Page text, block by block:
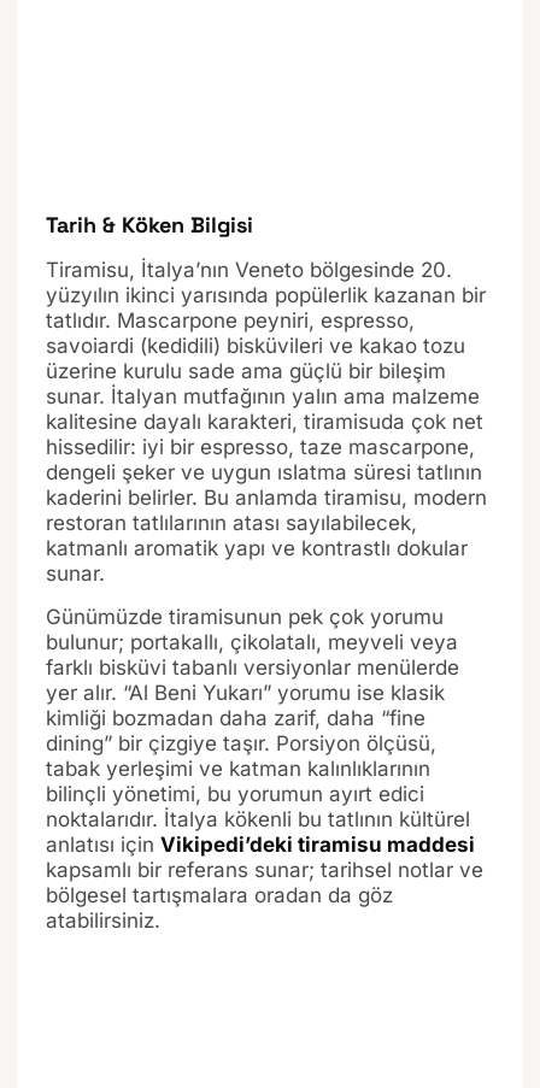
Tarih & Köken Bilgisi
Tiramisu, İtalya’nın Veneto bölgesinde 20.
yüzyılın ikinci yarısında popülerlik kazanan bir
tatlıdır. Mascarpone peyniri, espresso,
savoiardi (kedidili) bisküvileri ve kakao tozu
üzerine kurulu sade ama güçlü bir bileşim
sunar. İtalyan mutfağının yalın ama malzeme
kalitesine dayalı karakteri, tiramisuda çok net
hissedilir: iyi bir espresso, taze mascarpone,
dengeli şeker ve uygun ıslatma süresi tatlının
kaderini belirler. Bu anlamda tiramisu, modern
restoran tatlılarının atası sayılabilecek,
katmanlı aromatik yapı ve kontrastlı dokular
sunar.
Günümüzde tiramisunun pek çok yorumu
bulunur; portakallı, çikolatalı, meyveli veya
farklı bisküvi tabanlı versiyonlar menülerde
yer alır. “Al Beni Yukarı” yorumu ise klasik
kimliği bozmadan daha zarif, daha “fine
dining” bir çizgiye taşır. Porsiyon ölçüsü,
tabak yerleşimi ve katman kalınlıklarının
bilinçli yönetimi, bu yorumun ayırt edici
noktalarıdır. İtalya kökenli bu tatlının kültürel
anlatısı için Vikipedi’deki tiramisu maddesi
kapsamlı bir referans sunar; tarihsel notlar ve
bölgesel tartışmalara oradan da göz
atabilirsiniz.